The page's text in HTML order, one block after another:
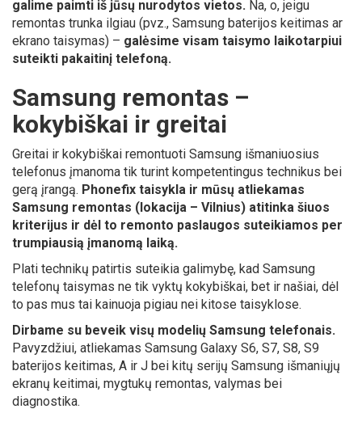
galime paimti iš jūsų nurodytos vietos. Na, o, jeigu
remontas trunka ilgiau (pvz., Samsung baterijos keitimas ar
ekrano taisymas) – galėsime visam taisymo laikotarpiui
suteikti pakaitinį telefoną.
Samsung remontas –
kokybiškai ir greitai
Greitai ir kokybiškai remontuoti Samsung išmaniuosius
telefonus įmanoma tik turint kompetentingus technikus bei
gerą įrangą. Phonefix taisykla ir mūsų atliekamas
Samsung remontas (lokacija – Vilnius) atitinka šiuos
kriterijus ir dėl to remonto paslaugos suteikiamos per
trumpiausią įmanomą laiką.
Plati technikų patirtis suteikia galimybę, kad Samsung
telefonų taisymas ne tik vyktų kokybiškai, bet ir našiai, dėl
to pas mus tai kainuoja pigiau nei kitose taisyklose.
Dirbame su beveik visų modelių Samsung telefonais.
Pavyzdžiui, atliekamas Samsung Galaxy S6, S7, S8, S9
baterijos keitimas, A ir J bei kitų serijų Samsung išmaniųjų
ekranų keitimai, mygtukų remontas, valymas bei
diagnostika.